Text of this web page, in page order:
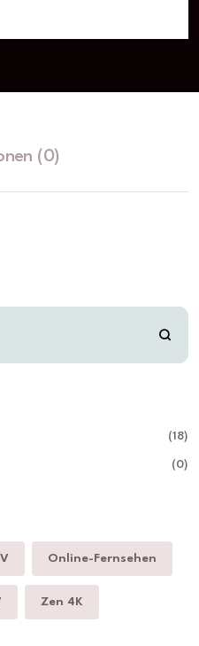
(0)
(18)
(0)
Online-Fernsehen
Zen 4K